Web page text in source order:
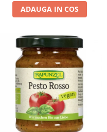
ADAUGA IN COS